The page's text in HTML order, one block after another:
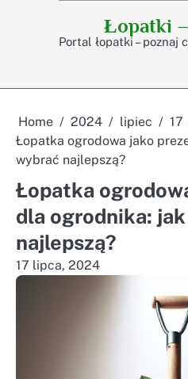
Łopatki
Portal łopatki – poznaj
Home 2024 lipiec
17
Łopatka ogrodowa jako
wybrać najlepszą?
Łopatka
dla ogrodnika:
najlepszą?
17 lipca, 2024